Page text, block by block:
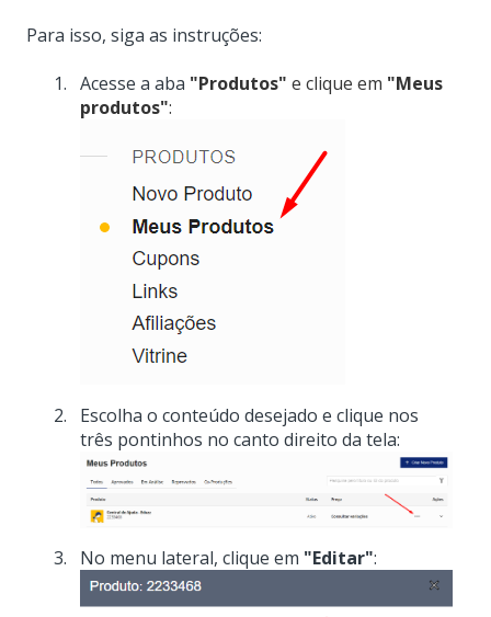
Para isso, siga as instruções:
Acesse a aba "Produtos" e clique em "Meus
produtos":
Escolha o conteúdo desejado e clique nos
três pontinhos no canto direito da tela:
No menu lateral, clique em "Editar":